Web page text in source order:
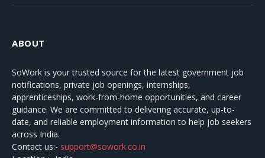
ABOUT
SoWork is your trusted source for the latest government job
notifications, private job openings, internships,
apprenticeships, work-from-home opportunities, and career
guidance. We are committed to delivering accurate, up-to-
date, and reliable employment information to help job seekers
across India.
Contact us:- support@sowork.co.in